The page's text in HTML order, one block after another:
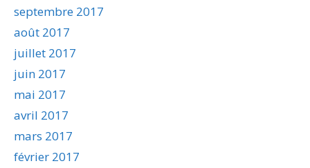
septembre 2017
août 2017
juillet 2017
juin 2017
mai 2017
avril 2017
mars 2017
février 2017